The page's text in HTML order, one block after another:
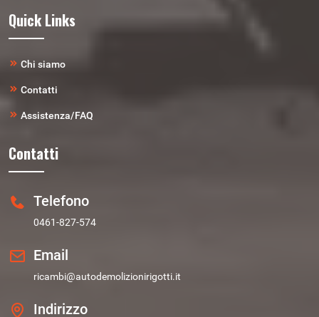
Quick Links
Chi siamo
Contatti
Assistenza/FAQ
Contatti
Telefono
0461-827-574
Email
ricambi@autodemolizionirigotti.it
Indirizzo